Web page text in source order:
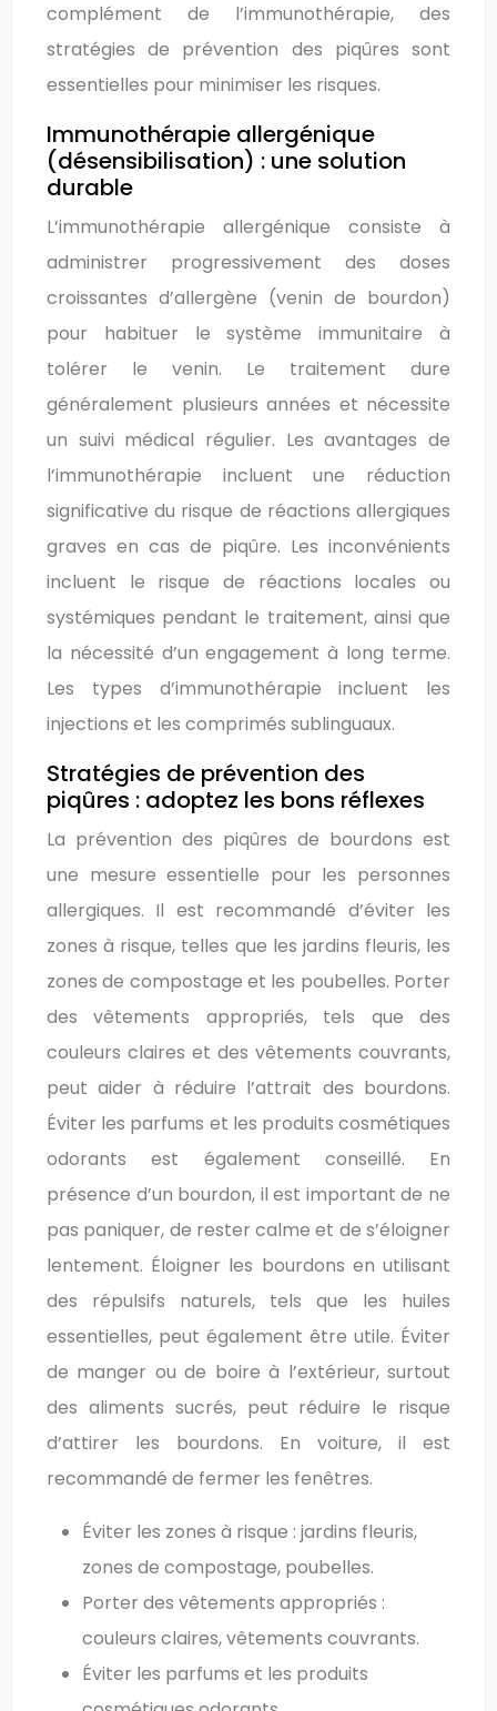
complément de l’immunothérapie, des
stratégies de prévention des piqûres sont
essentielles pour minimiser les risques.
Immunothérapie allergénique
(désensibilisation) : une solution
durable
L’immunothérapie allergénique consiste à
administrer progressivement des doses
croissantes d’allergène (venin de bourdon)
pour habituer le système immunitaire à
tolérer le venin. Le traitement dure
généralement plusieurs années et nécessite
un suivi médical régulier. Les avantages de
l’immunothérapie incluent une réduction
significative du risque de réactions allergiques
graves en cas de piqûre. Les inconvénients
incluent le risque de réactions locales ou
systémiques pendant le traitement, ainsi que
la nécessité d’un engagement à long terme.
Les types d’immunothérapie incluent les
injections et les comprimés sublinguaux.
Stratégies de prévention des
piqûres : adoptez les bons réflexes
La prévention des piqûres de bourdons est
une mesure essentielle pour les personnes
allergiques. Il est recommandé d’éviter les
zones à risque, telles que les jardins fleuris, les
zones de compostage et les poubelles. Porter
des vêtements appropriés, tels que des
couleurs claires et des vêtements couvrants,
peut aider à réduire l’attrait des bourdons.
Éviter les parfums et les produits cosmétiques
odorants est également conseillé. En
présence d’un bourdon, il est important de ne
pas paniquer, de rester calme et de s’éloigner
lentement. Éloigner les bourdons en utilisant
des répulsifs naturels, tels que les huiles
essentielles, peut également être utile. Éviter
de manger ou de boire à l’extérieur, surtout
des aliments sucrés, peut réduire le risque
d’attirer les bourdons. En voiture, il est
recommandé de fermer les fenêtres.
Éviter les zones à risque : jardins fleuris,
zones de compostage, poubelles.
Porter des vêtements appropriés :
couleurs claires, vêtements couvrants.
Éviter les parfums et les produits